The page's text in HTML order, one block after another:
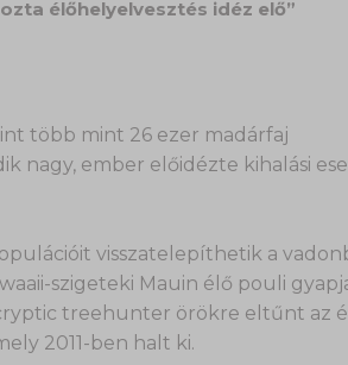
élőhelyelvesztés idéz elő”
több mint 26 ezer madárfaj
nagy, ember előidézte kihalási
visszatelepíthetik a
szigeteki Mauin élő pouli
treehunter örökre eltűnt az
2011-ben halt ki.